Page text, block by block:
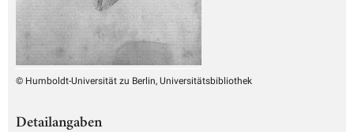
© Humboldt-Universität zu Berlin, Universitätsbibliothek
Detailangaben